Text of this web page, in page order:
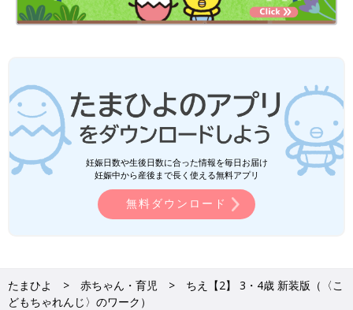
妊娠日数や生後日数に合った情報を毎日お届け
妊娠中から産後まで長く使える無料アプリ
無料ダウンロード
たまひよ 赤ちゃん・育児
ちえ【2】 3・4歳 新装版（〈こ
どもちゃれんじ〉のワーク）